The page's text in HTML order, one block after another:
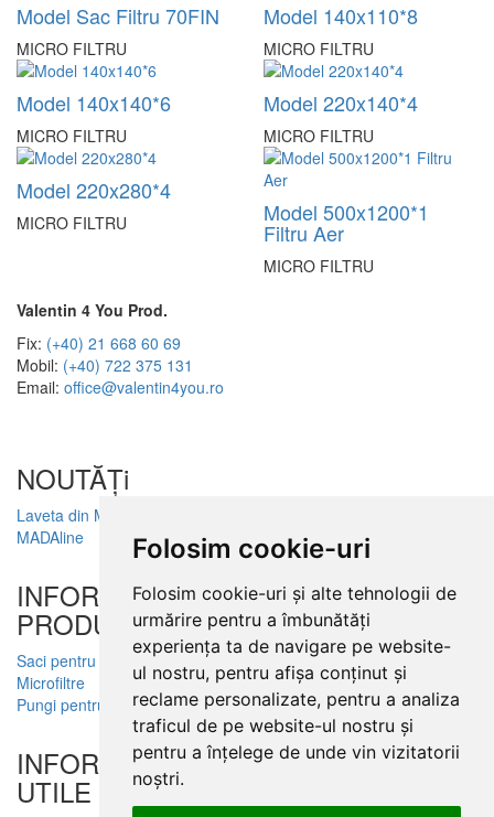
Folosim cookie-uri
Folosim cookie-uri și alte tehnologii de
urmărire pentru a îmbunătăți
experiența ta de navigare pe website-
ul nostru, pentru afișa conținut și
reclame personalizate, pentru a analiza
traficul de pe website-ul nostru și
pentru a înțelege de unde vin vizitatorii
noștri.
Model Sac Filtru 70FIN
MICRO FILTRU
Model 140x110*8
MICRO FILTRU
Model 140x140*6
MICRO FILTRU
Model 220x140*4
MICRO FILTRU
Model 220x280*4
MICRO FILTRU Model 500x1200*1
Filtru Aer
MICRO FILTRU
Valentin 4 You Prod.
Fix: (+40) 21 668 60 69
Mobil: (+40) 722 375 131
Email: office@valentin4you.ro
NOUTĂȚi
Laveta din Microfibră
MADAline
INFORMATII
PRODUSE
Saci pentru aspirator
Microfiltre
Pungi pentru colectare praf
INFORMATII
UTILE